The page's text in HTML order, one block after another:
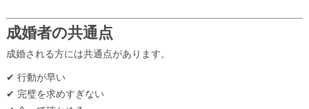
成婚者の共通点
成婚される方には共通点があります。
✔ 行動が早い
✔ 完璧を求めすぎない